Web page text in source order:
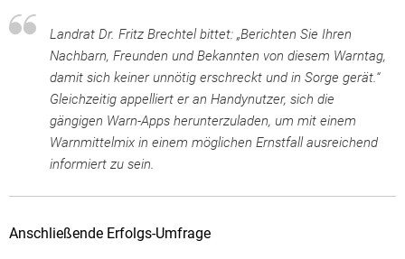
Landrat Dr. Fritz Brechtel bittet: „Berichten Sie Ihren
Nachbarn, Freunden und Bekannten von diesem Warntag,
damit sich keiner unnötig erschreckt und in Sorge gerät.“
Gleichzeitig appelliert er an Handynutzer, sich die
gängigen Warn-Apps herunterzuladen, um mit einem
Warnmittelmix in einem möglichen Ernstfall ausreichend
informiert zu sein.
Anschließende Erfolgs-Umfrage